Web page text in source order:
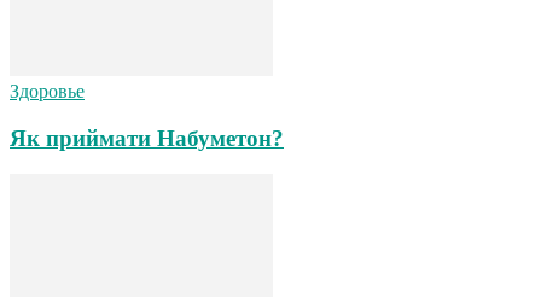
Здоровье
Як приймати Набуметон?